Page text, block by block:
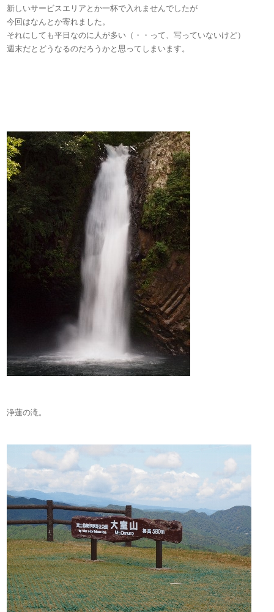
新しいサービスエリアとか一杯で入れませんでしたが
今回はなんとか寄れました。
それにしても平日なのに人が多い（・・って、写っていないけど）
週末だとどうなるのだろうかと思ってしまいます。
浄蓮の滝。